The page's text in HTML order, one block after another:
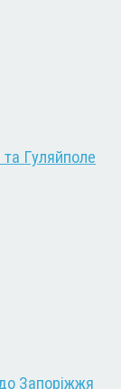
Гуляйполе
Запоріжжя